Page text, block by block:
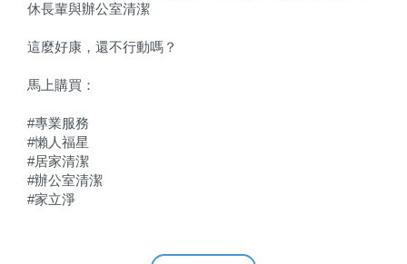
休長輩與辦公室清潔
這麼好康，還不行動嗎？
馬上購買：
#專業服務
#懶人福星
#居家清潔
#辦公室清潔
#家立淨